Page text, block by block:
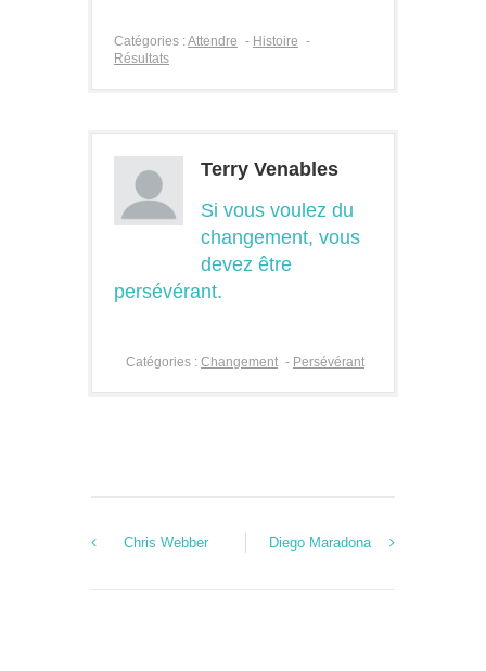
Catégories :Attendre - Histoire -
Résultats
Terry Venables
Si vous voulez du
changement, vous
devez être
persévérant.
Catégories : Changement - Persévérant
Chris Webber Diego Maradona